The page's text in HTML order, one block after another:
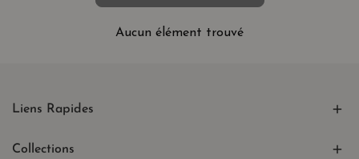
Aucun élément trouvé
Liens Rapides
Collections